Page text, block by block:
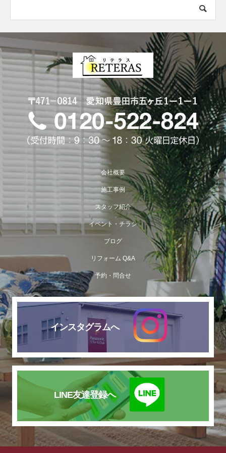
会社概要
施工事例
スタッフ紹介
イベント・チラシ
ブログ
リフォーム Q&A
予約・問合せ
インスタグラムへ
LINE友達登録へ